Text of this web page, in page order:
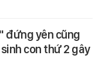
đứng yên cũng
con thứ 2 gây